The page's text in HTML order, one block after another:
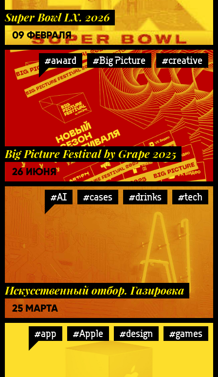
Super Bowl LX. 2026
09 ФЕВРАЛЯ
#award #Big Picture #creative
Big Picture Festival by Grape 2025
26 ИЮНЯ
#AI #cases #drinks #tech
Искусственный отбор. Газировка
25 МАРТА
#app #Apple #design #games